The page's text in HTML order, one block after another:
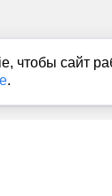
чтобы сайт
.